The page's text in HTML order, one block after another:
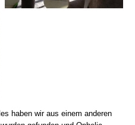
haben wir aus einem anderen